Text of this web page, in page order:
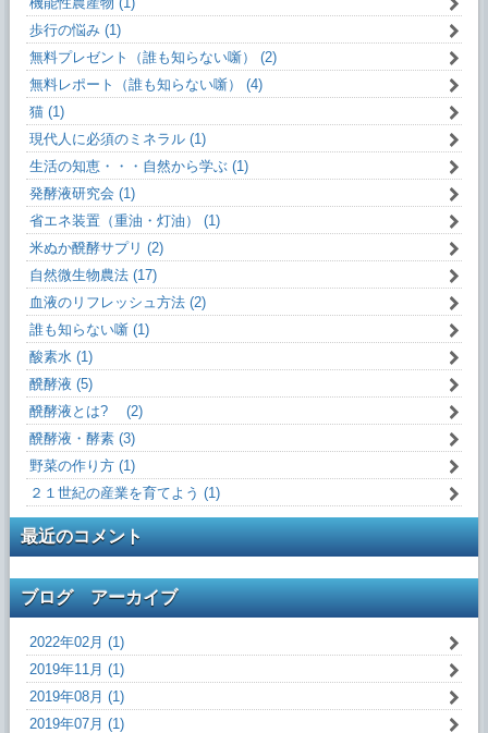
歩行の悩み (1)
無料プレゼント（誰も知らない噺） (2)
無料レポート（誰も知らない噺） (4)
猫 (1)
現代人に必須のミネラル (1)
生活の知恵・・・自然から学ぶ (1)
発酵液研究会 (1)
省エネ装置（重油・灯油） (1)
米ぬか醗酵サプリ (2)
自然微生物農法 (17)
血液のリフレッシュ方法 (2)
誰も知らない噺 (1)
酸素水 (1)
醗酵液 (5)
醗酵液とは? (2)
醗酵液・酵素 (3)
野菜の作り方 (1)
２１世紀の産業を育てよう (1)
最近のコメント
ブログ アーカイブ
2022年02月 (1)
2019年11月 (1)
2019年08月 (1)
2019年07月 (1)